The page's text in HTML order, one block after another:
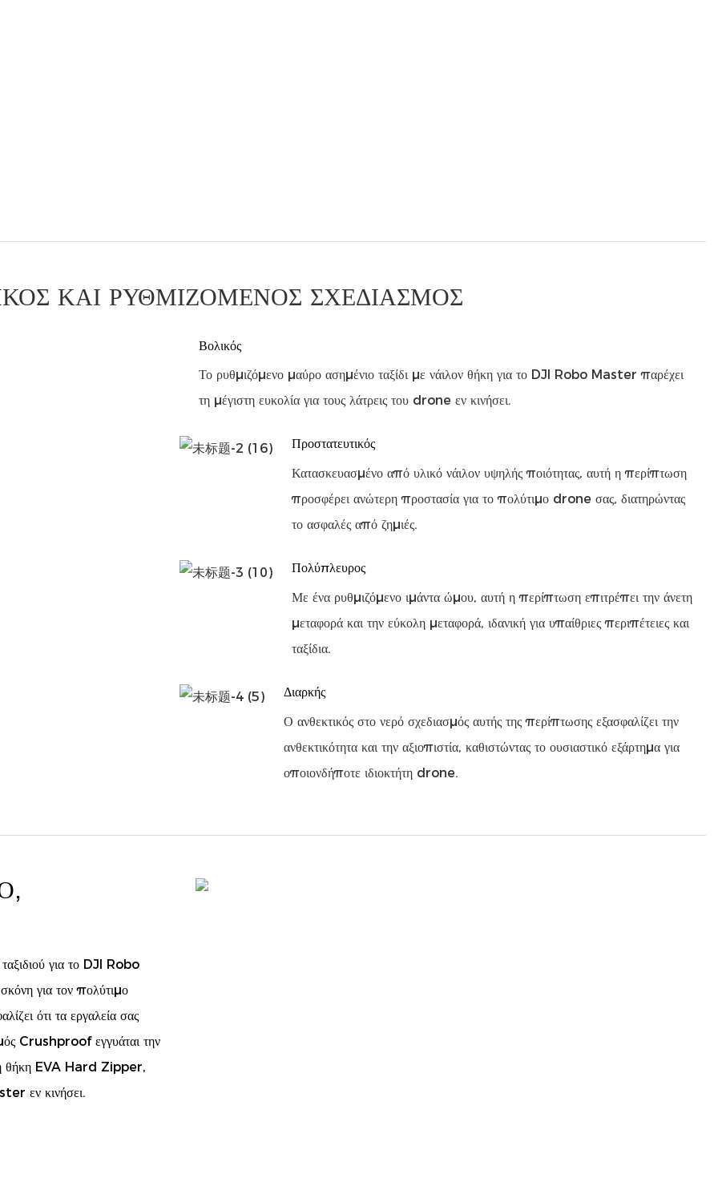
ΚΑΙ ΡΥΘΜΙΖΌΜΕΝΟΣ ΣΧΕΔΙΑΣΜΌΣ
Βολικός
Το ρυθμιζόμενο μαύρο ασημένιο ταξίδι με νάιλον θήκη για το DJI Robo Master παρέχει
τη μέγιστη ευκολία για τους λάτρεις του drone εν κινήσει.
Προστατευτικός
Κατασκευασμένο από υλικό νάιλον υψηλής ποιότητας, αυτή η περίπτωση
προσφέρει ανώτερη προστασία για το πολύτιμο drone σας, διατηρώντας
το ασφαλές από ζημιές.
Πολύπλευρος
Με ένα ρυθμιζόμενο ιμάντα ώμου, αυτή η περίπτωση επιτρέπει την άνετη
μεταφορά και την εύκολη μεταφορά, ιδανική για υπαίθριες περιπέτειες και
ταξίδια.
Διαρκής
Ο ανθεκτικός στο νερό σχεδιασμός αυτής της περίπτωσης εξασφαλίζει την
ανθεκτικότητα και την αξιοπιστία, καθιστώντας το ουσιαστικό εξάρτημα για
οποιονδήποτε ιδιοκτήτη drone.
για το DJI Robo
για τον πολύτιμο
ότι τα εργαλεία σας
Crushproof εγγυάται την
θήκη EVA Hard Zipper,
εν κινήσει.